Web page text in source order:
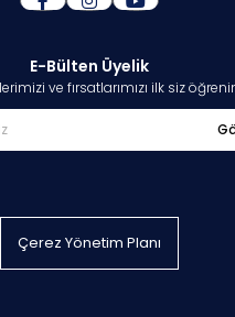
E-Bülten Üyelik
ve fırsatlarımızı ilk siz
Çerez Yönetim Planı